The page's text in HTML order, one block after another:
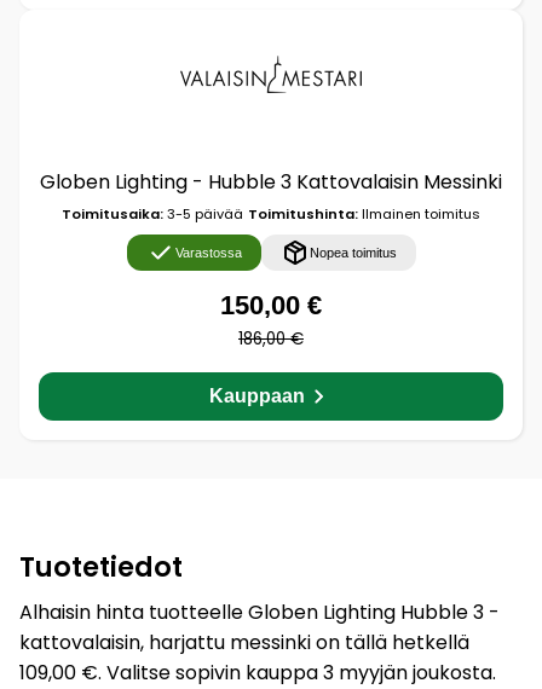
Globen Lighting - Hubble 3 Kattovalaisin Messinki
Toimitusaika:3-5 päivää Toimitushinta:Ilmainen toimitus
Varastossa Nopea toimitus
150,00 €
186,00 €
Kauppaan
Tuotetiedot
Alhaisin hinta tuotteelle Globen Lighting Hubble 3 -
kattovalaisin, harjattu messinki on tällä hetkellä
109,00 €. Valitse sopivin kauppa 3 myyjän joukosta.